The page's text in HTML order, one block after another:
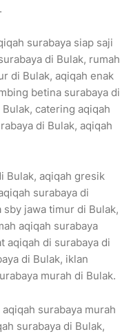
surabaya siap saji
di Bulak, rumah
di Bulak, aqiqah enak
betina surabaya di
catering aqiqah
di Bulak, aqiqah
Bulak, aqiqah gresik
surabaya di
sby jawa timur di Bulak,
aqiqah surabaya
aqiqah di surabaya di
di Bulak, iklan
murah di Bulak.
surabaya murah
surabaya di Bulak,